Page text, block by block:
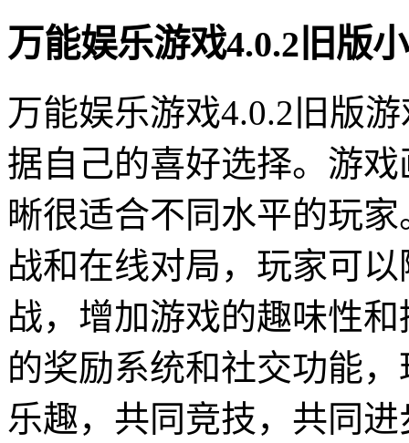
万能娱乐游戏4.0.2旧版
万能娱乐游戏4.0.2旧版
据自己的喜好选择。游
晰很适合不同水平的玩
战和在线对局，玩家可
战，增加游戏的趣味性
的奖励系统和社交功能
乐趣，共同竞技，共同进